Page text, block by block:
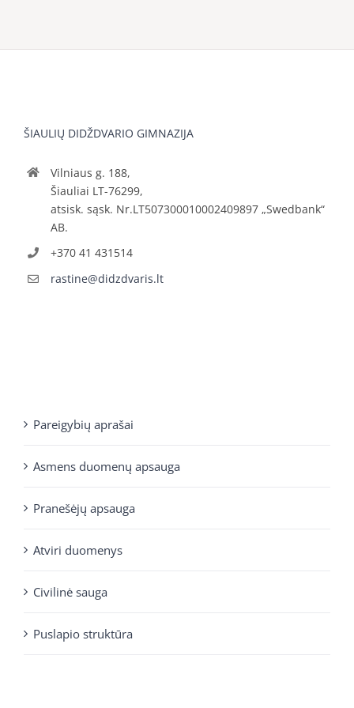
ŠIAULIŲ DIDŽDVARIO GIMNAZIJA
Vilniaus g. 188,
Šiauliai LT-76299,
atsisk. sąsk. Nr.LT507300010002409897 „Swedbank“
AB.
+370 41 431514
rastine@didzdvaris.lt
Pareigybių aprašai
Asmens duomenų apsauga
Pranešėjų apsauga
Atviri duomenys
Civilinė sauga
Puslapio struktūra